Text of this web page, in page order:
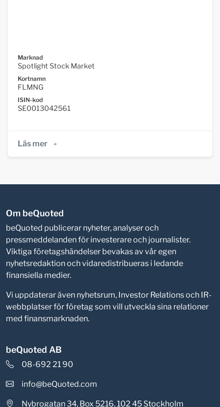
Marknad
Spotlight Stock Market
Kortnamn
FLMNG
ISIN-kod
SE0013042561
Läs mer
Om beQuoted
beQuoted publicerar nyheter, analyser och
pressmeddelanden för investerare och journalister.
Viktiga företagshändelser bevakas av vår egen
nyhetsredaktion och vidaredistribueras i ledande
finansiella medier.
Vi uppdaterar även nyhetsrum, Investor Relations och IR-
webbplatser för företag som vill utveckla sina relationer
med finansmarknaden.
beQuoted AB
08-692 21 90
info@beQuoted.com
Nybrogatan 34, Box 5216, 102 45 Stockholm